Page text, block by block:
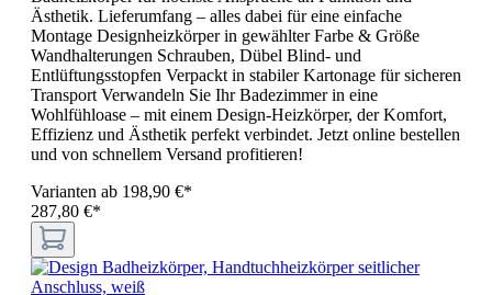
Ästhetik. Lieferumfang – alles dabei für eine einfache
Montage Designheizkörper in gewählter Farbe & Größe
Wandhalterungen Schrauben, Dübel Blind- und
Entlüftungsstopfen Verpackt in stabiler Kartonage für sicheren
Transport Verwandeln Sie Ihr Badezimmer in eine
Wohlfühloase – mit einem Design-Heizkörper, der Komfort,
Effizienz und Ästhetik perfekt verbindet. Jetzt online bestellen
und von schnellem Versand profitieren!
Varianten ab 198,90 €*
287,80 €*